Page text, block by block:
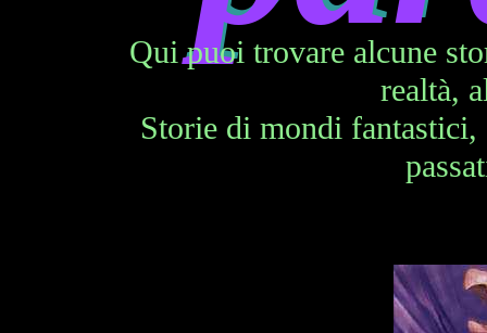
Qui puoi trovare alcune
realtà,
Storie di mondi